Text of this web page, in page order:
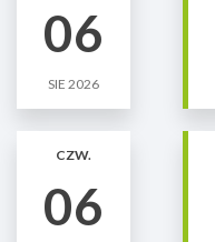
06
SIE 2026
CZW.
06